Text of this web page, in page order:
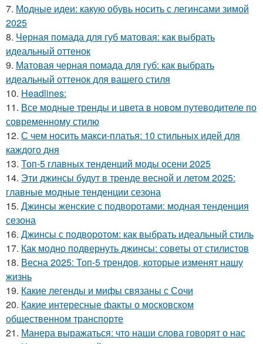
7. Модные идеи: какую обувь носить с легинсами зимой
2025
8. Черная помада для губ матовая: как выбрать
идеальный оттенок
9. Матовая черная помада для губ: как выбрать
идеальный оттенок для вашего стиля
10. Headlines:
11. Все модные тренды и цвета в новом путеводителе по
современному стилю
12. С чем носить макси-платья: 10 стильных идей для
каждого дня
13. Топ-5 главных тенденций моды осени 2025
14. Эти джинсы будут в тренде весной и летом 2025:
главные модные тенденции сезона
15. Джинсы женские с подворотами: модная тенденция
сезона
16. Джинсы с подворотом: как выбрать идеальный стиль
17. Как модно подвернуть джинсы: советы от стилистов
18. Весна 2025: Топ-5 трендов, которые изменят нашу
жизнь
19. Какие легенды и мифы связаны с Сочи
20. Какие интересные факты о московском
общественном транспорте
21. Манера выражаться: что наши слова говорят о нас